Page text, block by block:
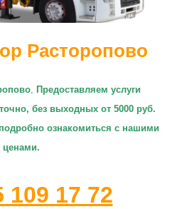
Расторопово
, Предоставляем услуги
, без выходных от 5000 руб.
ознакомиться с нашими
ценами.
109 17 72